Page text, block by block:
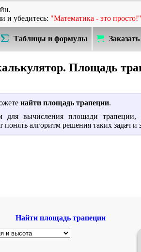
и убедитесь: "Математика - это просто!"
Таблицы и формулы
Площадь
найти площадь трапеции.
для вычисления площади
алгоритм решения таких задач
Найти площадь трапеции